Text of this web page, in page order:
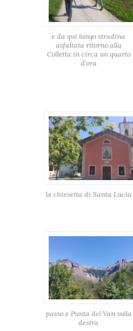
e da qui lungo stradina
asfaltata ritorno alla
Colletta in circa un quarto
d’ora
la chiesetta di Santa Lucia
passo e Punta del Van sulla
destra